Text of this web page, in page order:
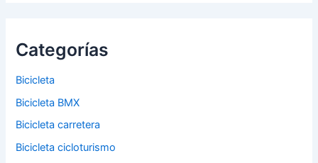
Categorías
Bicicleta
Bicicleta BMX
Bicicleta carretera
Bicicleta cicloturismo